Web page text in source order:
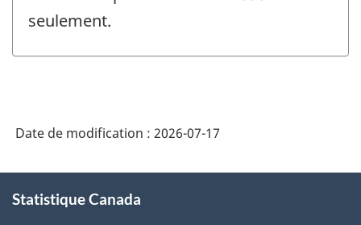
seulement.
Date de modification : 2026-07-17
propos
Statistique Canada